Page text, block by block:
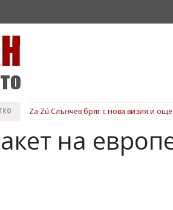
Za Zú Слънчев бряг с нова визия и
на